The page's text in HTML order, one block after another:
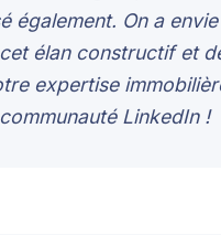
également. On a
élan constructif et
expertise
LinkedIn !